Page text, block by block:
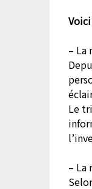
– La
Le
– La